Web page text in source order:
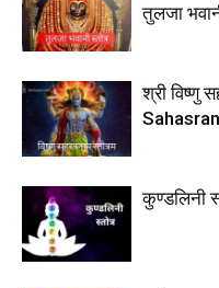
तुलजा
श्री विष्णु
कुण्डलिनी